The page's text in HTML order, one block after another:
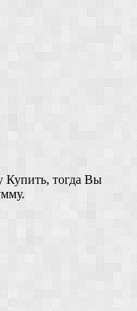
Купить, тогда Вы